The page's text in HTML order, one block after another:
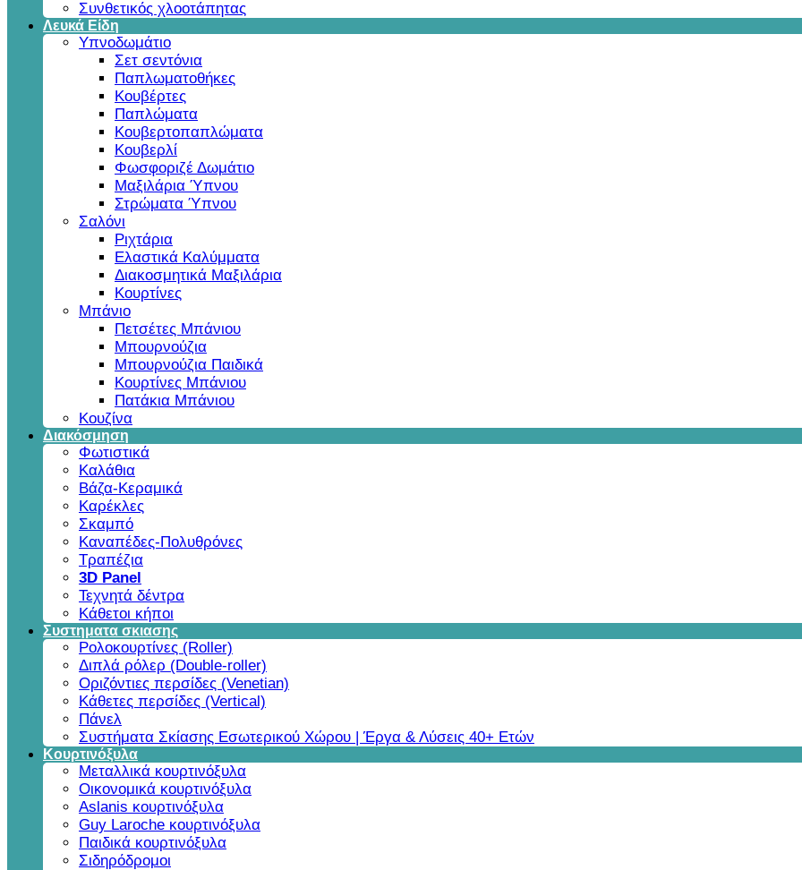
Συνθετικός χλοοτάπητας
Λευκά Είδη
Υπνοδωμάτιο
Σετ σεντόνια
Παπλωματοθήκες
Κουβέρτες
Παπλώματα
Κουβερτοπαπλώματα
Κουβερλί
Φωσφοριζέ Δωμάτιο
Μαξιλάρια Ύπνου
Στρώματα Ύπνου
Σαλόνι
Ριχτάρια
Ελαστικά Καλύμματα
Διακοσμητικά Μαξιλάρια
Κουρτίνες
Μπάνιο
Πετσέτες Μπάνιου
Μπουρνούζια
Μπουρνούζια Παιδικά
Κουρτίνες Μπάνιου
Πατάκια Μπάνιου
Κουζίνα
Διακόσμηση
Φωτιστικά
Καλάθια
Βάζα-Κεραμικά
Καρέκλες
Σκαμπό
Καναπέδες-Πολυθρόνες
Τραπέζια
3D Panel
Τεχνητά δέντρα
Κάθετοι κήποι
Συστηματα σκιασης
Ρολοκουρτίνες (Roller)
Διπλά ρόλερ (Double-roller)
Οριζόντιες περσίδες (Venetian)
Κάθετες περσίδες (Vertical)
Πάνελ
Συστήματα Σκίασης Εσωτερικού Χώρου | Έργα & Λύσεις 40+ Ετών
Κουρτινόξυλα
Μεταλλικά κουρτινόξυλα
Οικονομικά κουρτινόξυλα
Aslanis κουρτινόξυλα
Guy Laroche κουρτινόξυλα
Παιδικά κουρτινόξυλα
Σιδηρόδρομοι